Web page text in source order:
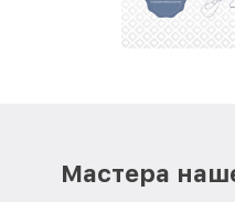
Мастера